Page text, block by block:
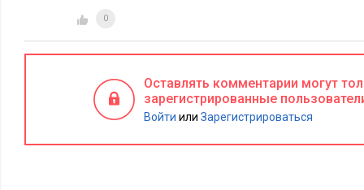
0
Оставлять комментарии могут
зарегистрированные
Войти или Зарегистрироваться